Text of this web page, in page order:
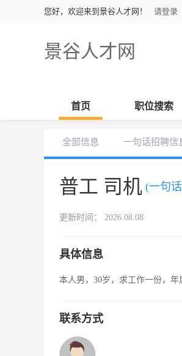
您好，欢迎来到景谷人才网！ 请登录
景谷人才网
首页 职位搜索
全部信息 一句话招聘信
普工 司机 (一句
更新时间： 2026.08.08
具体信息
本人男，30岁，求工作一份，
联系方式